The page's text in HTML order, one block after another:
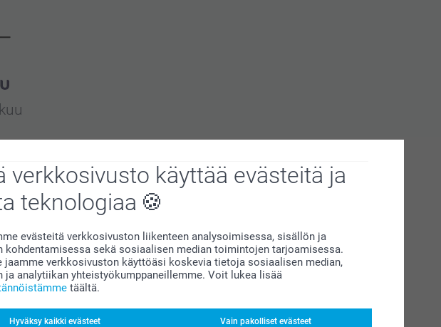
verkkosivusto käyttää evästeitä ja
teknologiaa
evästeitä verkkosivuston liikenteen analysoimisessa, sisällön ja
kohdentamisessa sekä sosiaalisen median toimintojen tarjoamisessa.
jaamme verkkosivuston käyttöäsi koskevia tietoja sosiaalisen median,
ja analytiikan yhteistyökumppaneillemme. Voit lukea lisää
täältä.
Hyväksy kaikki evästeet Vain pakolliset evästeet